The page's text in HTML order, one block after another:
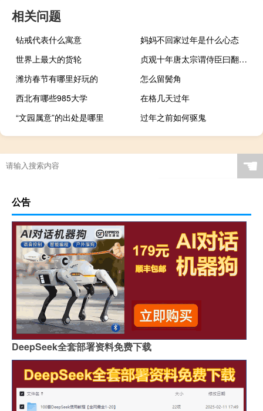
相关问题
钻戒代表什么寓意
妈妈不回家过年是什么心态
世界上最大的货轮
贞观十年唐太宗谓侍臣曰翻译（唐太宗谓侍臣曰翻译）
潍坊春节有哪里好玩的
怎么留鬓角
西北有哪些985大学
在格几天过年
“文园属意”的出处是哪里
过年之前如何驱鬼
☚
公告
DeepSeek全套部署资料免费下载